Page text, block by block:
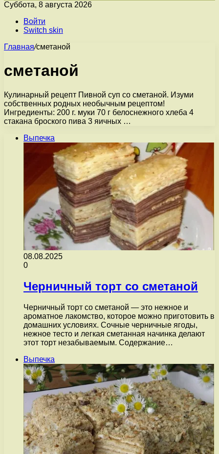
Суббота, 8 августа 2026
Войти
Switch skin
Главная/сметаной
сметаной
Кулинарный рецепт Пивной суп со сметаной. Изуми
собственных родных необычным рецептом!
Ингредиенты: 200 г. муки 70 г белоснежного хлеба 4
стакана броского пива 3 яичных …
Выпечка
08.08.2025
0
Черничный торт со сметаной
Черничный торт со сметаной — это нежное и
ароматное лакомство, которое можно приготовить в
домашних условиях. Сочные черничные ягоды,
нежное тесто и легкая сметанная начинка делают
этот торт незабываемым. Содержание…
Выпечка